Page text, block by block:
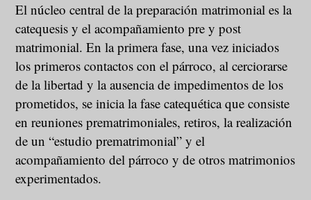
El núcleo central de la preparación matrimonial es la
catequesis y el acompañamiento pre y post
matrimonial. En la primera fase, una vez iniciados
los primeros contactos con el párroco, al cerciorarse
de la libertad y la ausencia de impedimentos de los
prometidos, se inicia la fase catequética que consiste
en reuniones prematrimoniales, retiros, la realización
de un “estudio prematrimonial” y el
acompañamiento del párroco y de otros matrimonios
experimentados.